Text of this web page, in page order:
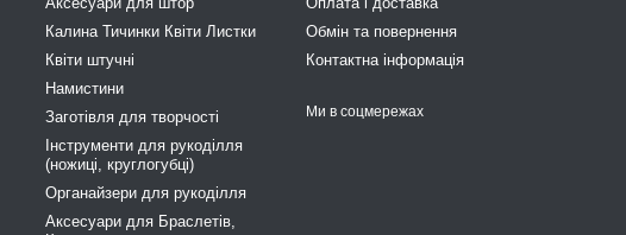
Калина Тичинки Квіти Листки
Квіти штучні
Намистини
Заготівля для творчості
Інструменти для рукоділля
(ножиці, круглогубці)
Органайзери для рукоділля
Аксесуари для Браслетів,
Обмін та повернення
Контактна інформація
Ми в соцмережах